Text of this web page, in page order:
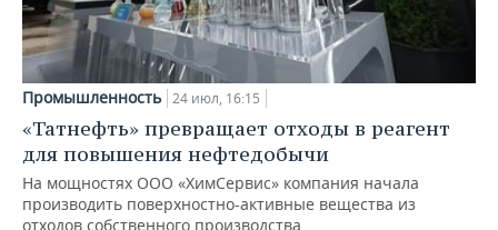
Промышленность 24 июл, 16:15
«Татнефть» превращает отходы в реагент
для повышения нефтедобычи
На мощностях ООО «ХимСервис» компания начала
производить поверхностно-активные вещества из
отходов собственного производства